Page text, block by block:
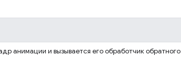
анимации и вызывается его обработчик обратного